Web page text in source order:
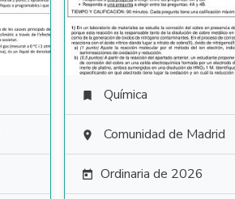
 Química
 Comunidad de Madrid
 Ordinaria de 2026